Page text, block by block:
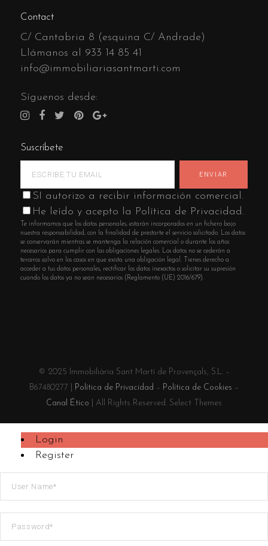
Contact
C/ Cantabria 8 (esquina C/ Andrade)
Llámanos al 933 14 85 41
info@immobiliariasantmarti.com
Síguenos desde:
Suscríbete
SI autorizo a recibir información comercial.
He leído y acepto la Política de Privacidad.
Te informamos que los datos personales, estarán incorporados en un fichero bajo
nuestra responsabilidad, con la finalidad de prestarte el servicio solicitado. Los datos
se conservarán mientras se mantenga la relación comercial o durante los años
necesarios para cumplir con las obligaciones legales. Los datos no se cederán a
terceros salvo en los casos en que exista una obligación legal. Tienes derecho a
acceder a tus datos personales, rectificar los datos inexactos o solicitar su supresión
cuando los datos ya no sean necesarios (Reglamento (UE) 2016/679).
© 2025 Immobiliària Sant Martí de Provençals, S.L. –
B67480277 | Política de Privacidad – Política de Cookies –
Canal Ético | All Rights Reserved. Select Themes
Login
Register